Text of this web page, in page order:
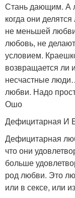
Стань дающим. А
когда они
не меньшей
любовь, не
условием.
возвращается ли
несчастные
любви. Надо
Ошо
Дефицитарная И
Дефицитарная
что они
больше
род любви. Это
или в сексе, или